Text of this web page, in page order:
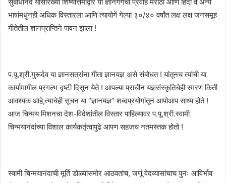
भाषांमधुनही अधिक विस्तारला आणि त्यायोगें गेल्या ३०/४० वर्षांत लक्ष लक्ष जनसमूह
गीतेतील ज्ञानप्राप्तिने पावन झाला !
प.पू.श्री.गुरूदेव या ज्ञानसत्रांना गीता ज्ञानयज्ञ असे संबोधत ! यांतूनच त्यांची या
कार्यामागील प्रगल्भ दृष्टी दिसून येते ! आपल्या प्राचीन यज्ञसंस्कृतिचेही स्मरण किती
आवश्यक आहे,त्याचेही सूचन या “ज्ञानयज्ञ” शब्दप्रयोगांतून आपोआप साध्य होते !
आज चिन्मय मिशनचा देश-विदेशांतील विस्तार पाहिल्यावर प.पू.श्री.स्वामी
चिन्मयानंदांच्या विशाल कार्यकर्तृत्वापुढे आपण सहजच नतमस्तक होतो !
स्वामी चिन्मयानंदाची मूर्ति डोळ्यांसमोर आठवतांच, जणूं वेदव्यासांचाच पुनः आविर्भाव